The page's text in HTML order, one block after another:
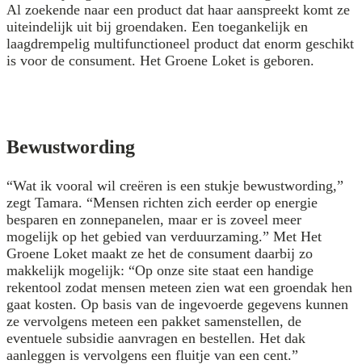
Al zoekende naar een product dat haar aanspreekt komt ze
uiteindelijk uit bij groendaken. Een toegankelijk en
laagdrempelig multifunctioneel product dat enorm geschikt
is voor de consument. Het Groene Loket is geboren.
Bewustwording
“Wat ik vooral wil creëren is een stukje bewustwording,”
zegt Tamara. “Mensen richten zich eerder op energie
besparen en zonnepanelen, maar er is zoveel meer
mogelijk op het gebied van verduurzaming.” Met Het
Groene Loket maakt ze het de consument daarbij zo
makkelijk mogelijk: “Op onze site staat een handige
rekentool zodat mensen meteen zien wat een groendak hen
gaat kosten. Op basis van de ingevoerde gegevens kunnen
ze vervolgens meteen een pakket samenstellen, de
eventuele subsidie aanvragen en bestellen. Het dak
aanleggen is vervolgens een fluitje van een cent.”